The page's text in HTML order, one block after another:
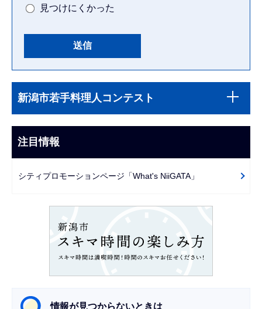
見つけにくかった
文
こ
ま
で
サ
ブ
ビ
ー
新潟市若手料理人コンテスト
注目情報
シティプロモーションページ「What's NiiGATA」
情報が見つからないときは